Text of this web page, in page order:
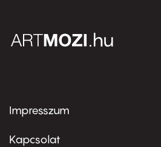
Footer
first
Impresszum
Kapcsolat